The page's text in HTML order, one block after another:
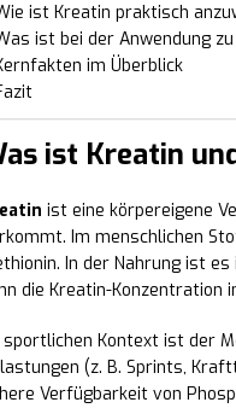
ist Kreatin praktisch
ist bei der Anwendung
im Überblick
ist Kreatin
ist eine körpereigene
Im menschlichen
In der Nahrung ist
die Kreatin-Konzentration
sportlichen Kontext ist der
(z. B. Sprints,
Verfügbarkeit von